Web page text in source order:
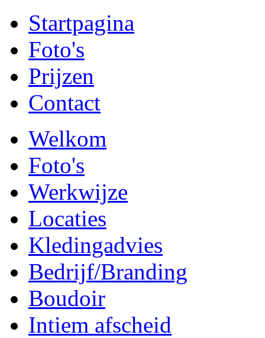
Startpagina
Foto's
Prijzen
Contact
Welkom
Foto's
Werkwijze
Locaties
Kledingadvies
Bedrijf/Branding
Boudoir
Intiem afscheid